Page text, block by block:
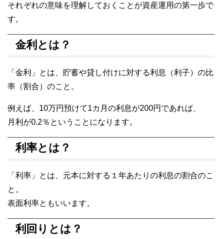
それぞれの意味を理解しておくことが資産運用の第一歩で
す。
金利とは？
「金利」とは、貯蓄や貸し付けに対する利息（利子）の比
率（割合）のこと。
例えば、10万円預けて1カ月の利息が200円であれば、
月利が0.2％ということになります。
利率とは？
「利率」とは、元本に対する１年あたりの利息の割合のこ
と。
表面利率ともいいます。
利回りとは？